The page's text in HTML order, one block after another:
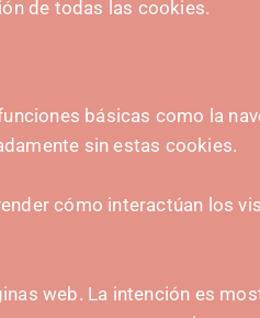
de contacto
de todas las cookies.
básicas como la
sin estas cookies.
cómo interactúan los
web. La intención es